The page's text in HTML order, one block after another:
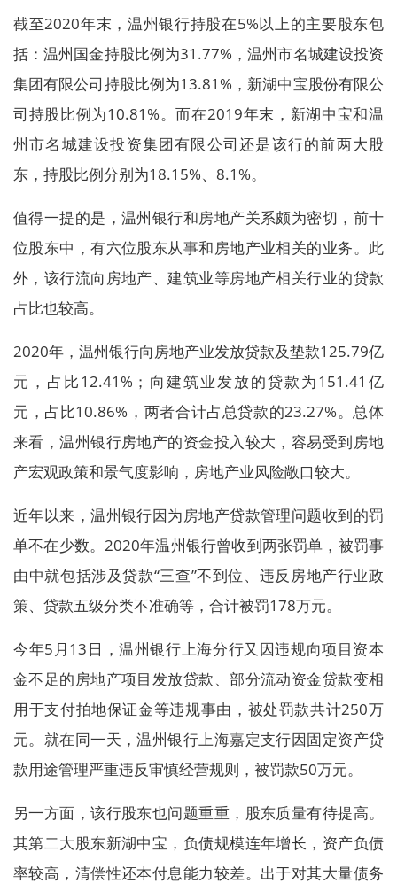
截至2020年末，温州银行持股在5%以上的主要股东包
括：温州国金持股比例为31.77%，温州市名城建设投资
集团有限公司持股比例为13.81%，新湖中宝股份有限公
司持股比例为10.81%。而在2019年末，新湖中宝和温
州市名城建设投资集团有限公司还是该行的前两大股
东，持股比例分别为18.15%、8.1%。
值得一提的是，温州银行和房地产关系颇为密切，前十
位股东中，有六位股东从事和房地产业相关的业务。此
外，该行流向房地产、建筑业等房地产相关行业的贷款
占比也较高。
2020年，温州银行向房地产业发放贷款及垫款125.79亿
元，占比12.41%；向建筑业发放的贷款为151.41亿
元，占比10.86%，两者合计占总贷款的23.27%。总体
来看，温州银行房地产的资金投入较大，容易受到房地
产宏观政策和景气度影响，房地产业风险敞口较大。
近年以来，温州银行因为房地产贷款管理问题收到的罚
单不在少数。2020年温州银行曾收到两张罚单，被罚事
由中就包括涉及贷款“三查”不到位、违反房地产行业政
策、贷款五级分类不准确等，合计被罚178万元。
今年5月13日，温州银行上海分行又因违规向项目资本
金不足的房地产项目发放贷款、部分流动资金贷款变相
用于支付拍地保证金等违规事由，被处罚款共计250万
元。就在同一天，温州银行上海嘉定支行因固定资产贷
款用途管理严重违反审慎经营规则，被罚款50万元。
另一方面，该行股东也问题重重，股东质量有待提高。
其第二大股东新湖中宝，负债规模连年增长，资产负债
率较高，清偿性还本付息能力较差。出于对其大量债务